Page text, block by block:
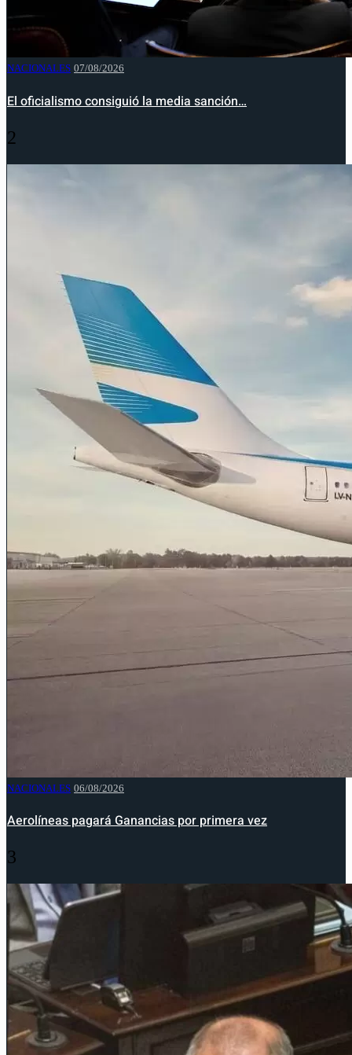
NACIONALES 07/08/2026
El oficialismo consiguió la media sanción…
2
NACIONALES 06/08/2026
Aerolíneas pagará Ganancias por primera vez
3